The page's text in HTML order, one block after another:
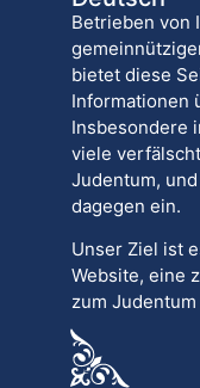
Betrieben von
bietet diese
Informationen
Insbesondere
viele
Judentum,
dagegen ein.
Unser Ziel ist
Website, eine
zum